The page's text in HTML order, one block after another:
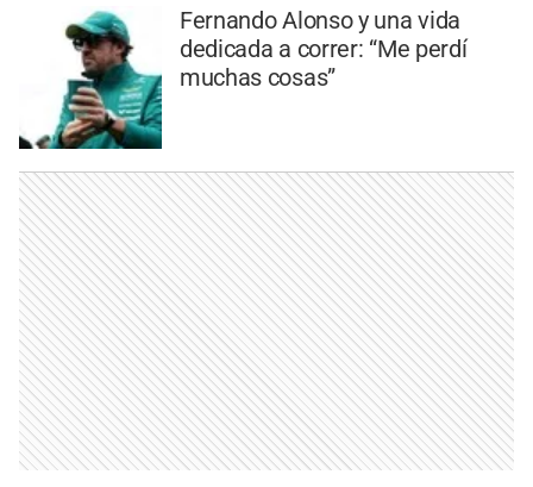
Fernando Alonso y una vida
dedicada a correr: “Me perdí
muchas cosas”